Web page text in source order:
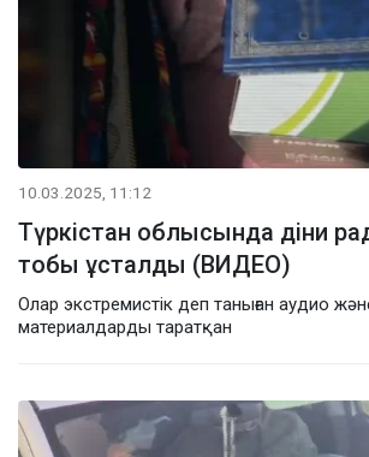
10.03.2025, 11:12
Түркістан облысында діни
тобы ұсталды (ВИДЕО)
Олар экстремистік деп таныған аудио
материалдарды таратқан